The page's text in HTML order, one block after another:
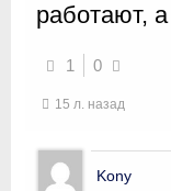
работают,
1 0
15 л. назад
Kony